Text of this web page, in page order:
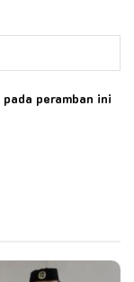
peramban ini